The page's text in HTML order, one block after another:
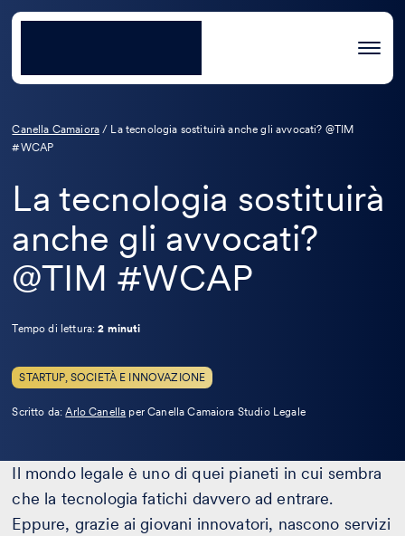
Canella Camaiora / La tecnologia sostituirà anche gli avvocati? @TIM
#WCAP
La tecnologia sostituirà
anche gli avvocati?
@TIM #WCAP
Tempo di lettura:2 minuti
STARTUP, SOCIETÀ E INNOVAZIONE
Scritto da:Arlo CanellaLeggi
per Canella Camaiora Studio Legale
Il mondo legale è uno di quei pianeti in cui sembra
che la tecnologia fatichi davvero ad entrare.
Eppure, grazie ai giovani innovatori, nascono servizi